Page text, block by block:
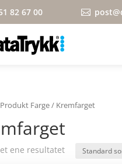
82 67 00 
Farge / Kremfarget
ene resultatet